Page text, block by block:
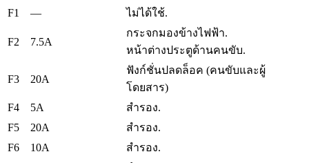
F1
— ไม่ได้ใช้.
F2 7.5A
กระจกมองข้างไฟฟ้า.
หน้าต่างประตูด้านคนขับ.
F3 20A
ฟังก์ชั่นปลดล็อค (คนขับและผู้
โดยสาร)
F4
5A
สำรอง.
F5
20A
สำรอง.
F6
10A
สำรอง.